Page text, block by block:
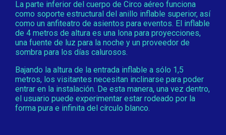
La parte inferior del cuerpo de Circo aéreo funciona
como soporte estructural del anillo inflable superior, así
como un anfiteatro de asientos para eventos. El inflable
de 4 metros de altura es una lona para proyecciones,
una fuente de luz para la noche y un proveedor de
sombra para los días calurosos.
Bajando la altura de la entrada inflable a sólo 1,5
metros, los visitantes necesitan inclinarse para poder
entrar en la instalación. De esta manera, una vez dentro,
el usuario puede experimentar estar rodeado por la
forma pura e infinita del círculo blanco.